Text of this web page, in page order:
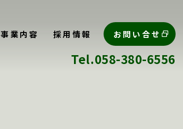
事業内容 採用情報 お問い合せ
Tel.058-380-6556